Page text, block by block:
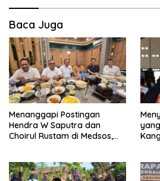
Baca Juga
Menanggapi Postingan
Hendra W Saputra dan
Choirul Rustam di Medsos,